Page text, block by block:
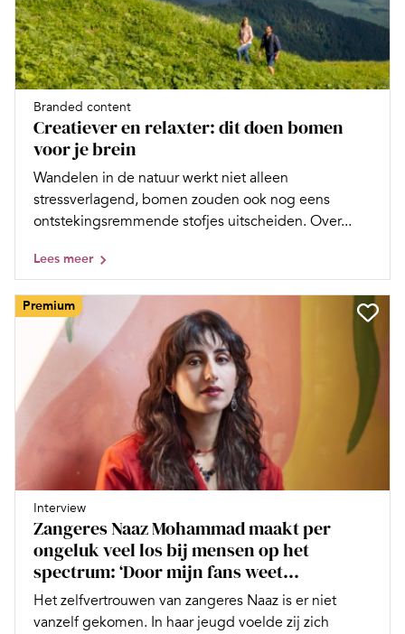
Branded content
Creatiever en relaxter: dit doen bomen
voor je brein
Wandelen in de natuur werkt niet alleen
stressverlagend, bomen zouden ook nog eens
ontstekingsremmende stofjes uitscheiden. Over...
Lees meer
Premium
Interview
Zangeres Naaz Mohammad maakt per
ongeluk veel los bij mensen op het
spectrum: ‘Door mijn fans weet...
Het zelfvertrouwen van zangeres Naaz is er niet
vanzelf gekomen. In haar jeugd voelde zij zich